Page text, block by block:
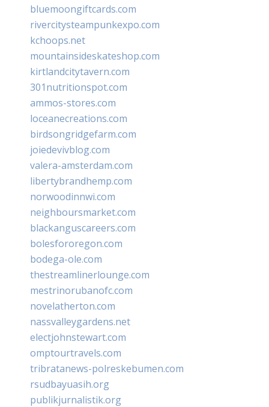
bluemoongiftcards.com
rivercitysteampunkexpo.com
kchoops.net
mountainsideskateshop.com
kirtlandcitytavern.com
301nutritionspot.com
ammos-stores.com
loceanecreations.com
birdsongridgefarm.com
joiedevivblog.com
valera-amsterdam.com
libertybrandhemp.com
norwoodinnwi.com
neighboursmarket.com
blackanguscareers.com
bolesfororegon.com
bodega-ole.com
thestreamlinerlounge.com
mestrinorubanofc.com
novelatherton.com
nassvalleygardens.net
electjohnstewart.com
omptourtravels.com
tribratanews-polreskebumen.com
rsudbayuasih.org
publikjurnalistik.org